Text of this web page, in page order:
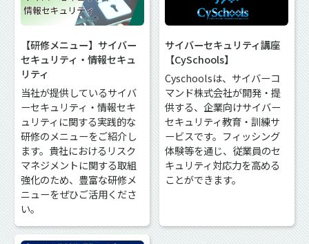
【研修メニュー】サイバー
セキュリティ・情報セキュ
リティ
当社が提供しているサイバ
ーセキュリティ・情報セキ
ュリティに関する実践的な
研修のメニューをご紹介し
ます。貴社におけるリスク
マネジメントに関する取組
強化のため、豊富な研修メ
ニューをぜひご活用くださ
い。
サイバーセキュリティ講座
【CySchools】
Cyschoolsは、サイバーコ
マンド株式会社が開発・提
供する、企業向けサイバー
セキュリティ教育・訓練サ
ービスです。フィッシング
体験等を通じ、従業員のセ
キュリティ対応力を高める
ことができます。